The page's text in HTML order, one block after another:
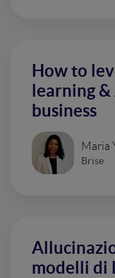
How to
learning &
business
Maria
Brise
modelli di